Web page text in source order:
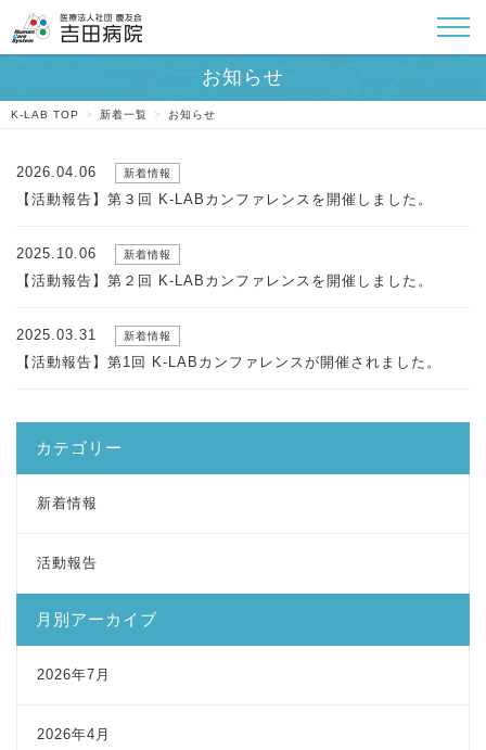
K-LAB TOP > 新着一覧 > お知らせ
2026.04.06 新着情報
【活動報告】第３回 K-LABカンファレンスを開催しました。
2025.10.06 新着情報
【活動報告】第２回 K-LABカンファレンスを開催しました。
2025.03.31 新着情報
【活動報告】第1回 K-LABカンファレンスが開催されました。
カテゴリー
新着情報
活動報告
月別アーカイブ
2026年7月
2026年4月